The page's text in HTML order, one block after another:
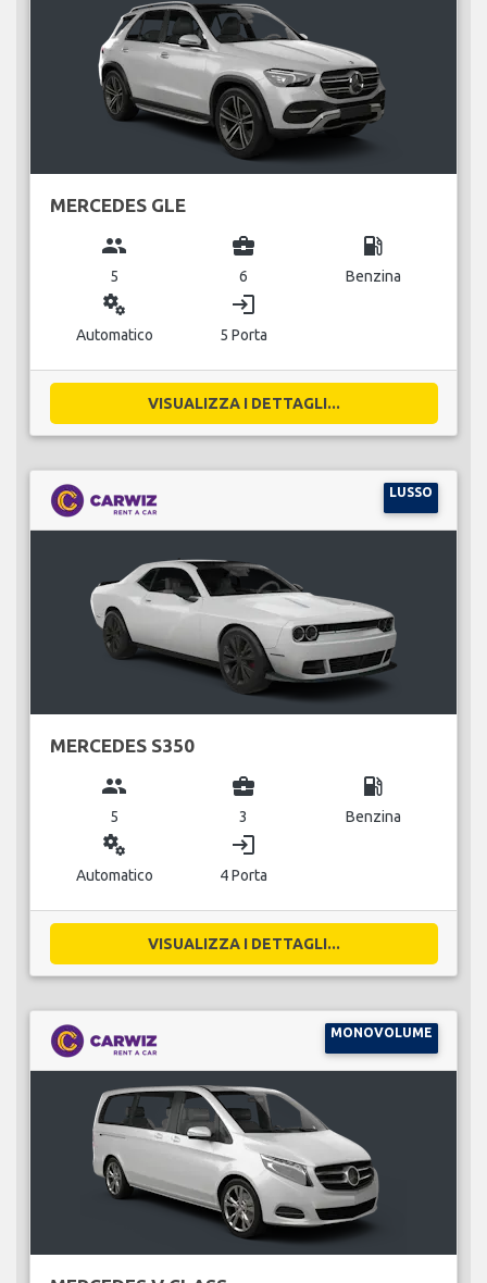
MERCEDES GLE
group
5
business_center
6
local_gas_station
Benzina
miscellaneous_services
Automatico
login
5 Porta
VISUALIZZA I DETTAGLI...
LUSSO
MERCEDES S350
group
5
business_center
3
local_gas_station
Benzina
miscellaneous_services
Automatico
login
4 Porta
VISUALIZZA I DETTAGLI...
MONOVOLUME